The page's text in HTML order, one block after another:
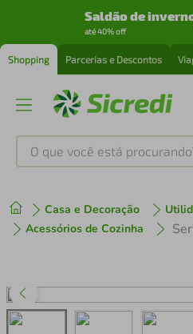
Saldão de
até 40% off
Shopping Parcerias e Descontos
O que você está procurando?
Casa e Decoração
Acessórios de Cozinha
1º tenis
3º perfume